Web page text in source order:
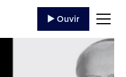
▶️ Ouvir